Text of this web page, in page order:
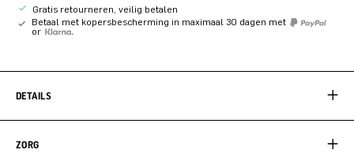
Gratis retourneren, veilig betalen
Betaal met kopersbescherming in maximaal 30 dagen met
or
DETAILS
ZORG